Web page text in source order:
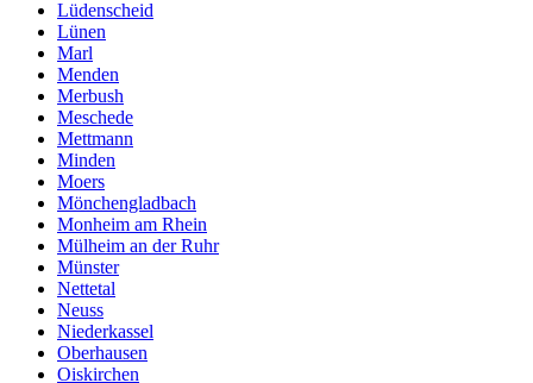
Lüdenscheid
Lünen
Marl
Menden
Merbush
Meschede
Mettmann
Minden
Moers
Mönchengladbach
Monheim am Rhein
Mülheim an der Ruhr
Münster
Nettetal
Neuss
Niederkassel
Oberhausen
Oiskirchen